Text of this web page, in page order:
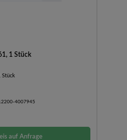
1 Stück
Stück
4007945
auf Anfrage